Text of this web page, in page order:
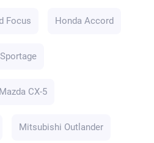
Focus Honda Accord
Mazda CX-5
Mitsubishi Outlander